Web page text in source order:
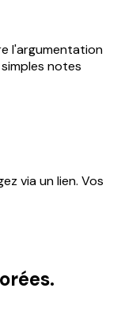
l'argumentation
notes
via un lien. Vos